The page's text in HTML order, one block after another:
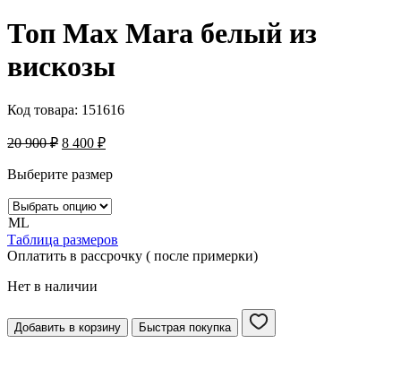
Топ Max Mara белый из
вискозы
Код товара: 151616
20 900₽ 8 400 ₽
Выберите размер
ML
Таблица размеров
Оплатить в рассрочку ( после примерки)
Нет в наличии
Добавить в корзину Быстрая покупка